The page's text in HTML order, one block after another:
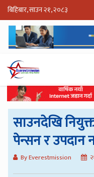
बिहिबार, साउन २१, २०८३
साउनदेखि
पेन्सन र उपदान
By Everestmission